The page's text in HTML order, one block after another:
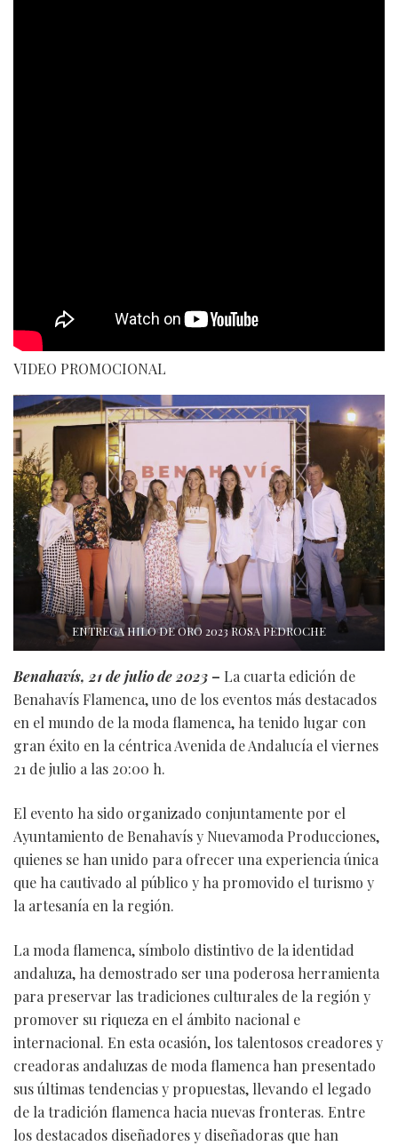
VIDEO PROMOCIONAL
ENTREGA HILO DE ORO 2023 ROSA PEDROCHE
Benahavís, 21 de julio de 2023 – La cuarta edición de
Benahavís Flamenca, uno de los eventos más destacados
en el mundo de la moda flamenca, ha tenido lugar con
gran éxito en la céntrica Avenida de Andalucía el viernes
21 de julio a las 20:00 h.
El evento ha sido organizado conjuntamente por el
Ayuntamiento de Benahavís y Nuevamoda Producciones,
quienes se han unido para ofrecer una experiencia única
que ha cautivado al público y ha promovido el turismo y
la artesanía en la región.
La moda flamenca, símbolo distintivo de la identidad
andaluza, ha demostrado ser una poderosa herramienta
para preservar las tradiciones culturales de la región y
promover su riqueza en el ámbito nacional e
internacional. En esta ocasión, los talentosos creadores y
creadoras andaluzas de moda flamenca han presentado
sus últimas tendencias y propuestas, llevando el legado
de la tradición flamenca hacia nuevas fronteras. Entre
los destacados diseñadores y diseñadoras que han